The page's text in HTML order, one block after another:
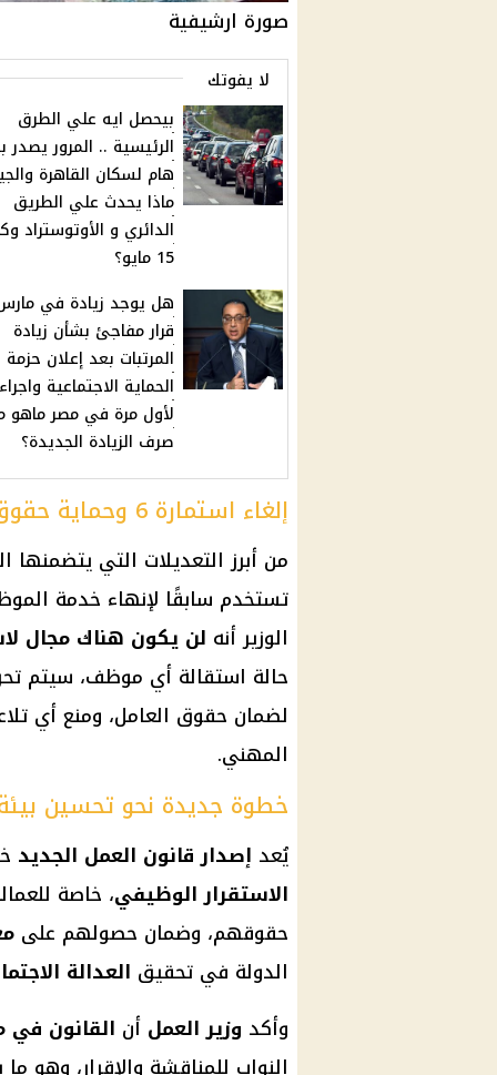
صورة ارشيفية
لا يفوتك
بيحصل ايه علي الطرق
الرئيسية .. المرور يصدر
هام لسكان القاهرة
ماذا يحدث علي الطريق
الدائري و الأوتوستراد
15 مايو؟
هل يوجد زيادة في
قرار مفاجئ بشأن زيادة
المرتبات بعد إعلان حزمة
الحماية الاجتماعية
لأول مرة في مصر ماهو
صرف الزيادة الجديدة؟
إلغاء استمارة 6 وحماية حقوق العمال
من أبرز التعديلات التي يتضمنها
تستخدم سابقًا لإنهاء خدمة
الوزير أنه لن يكون هناك مجال لاستخدام
حالة استقالة أي موظف، سيتم
لضمان حقوق العامل، ومنع أي
المهني.
خطوة جديدة نحو تحسين
يُعد إصدار قانون العمل الجديد
الاستقرار الوظيفي، خاصة
حقوقهم، وضمان حصولهم على
الدولة في تحقيق العدالة
وأكد وزير العمل أن القانون في
النواب للمناقشة والإقرار، وهو